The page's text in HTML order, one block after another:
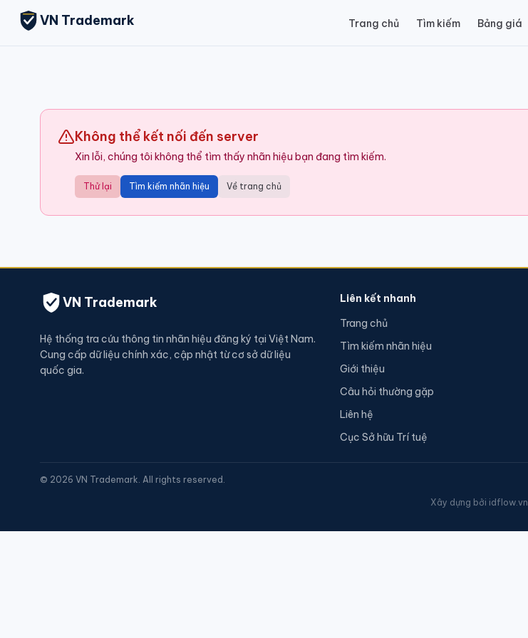
VN Trademark Trang chủ Tìm kiếm Bảng giá
Không thể kết nối đến server
Xin lỗi, chúng tôi không thể tìm thấy nhãn hiệu bạn đang tìm kiếm.
Thử lại Tìm kiếm nhãn hiệu Về trang chủ
VN Trademark
Hệ thống tra cứu thông tin nhãn hiệu đăng ký tại Việt Nam.
Cung cấp dữ liệu chính xác, cập nhật từ cơ sở dữ liệu
quốc gia.
Liên kết nhanh
Trang chủ
Tìm kiếm nhãn hiệu
Giới thiệu
Câu hỏi thường gặp
Liên hệ
Cục Sở hữu Trí tuệ
© 2026 VN Trademark. All rights reserved.
Xây dựng bởi idflow.vn